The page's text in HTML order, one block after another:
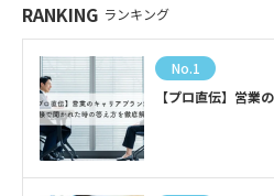
RANKING ランキング
No.1
【プロ直伝】営業